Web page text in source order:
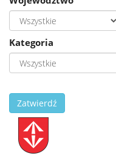
Kategoria
Zatwierdź